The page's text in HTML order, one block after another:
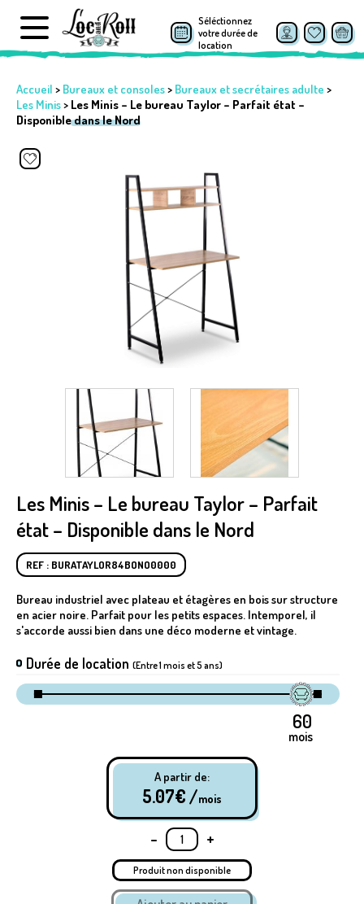
Séléctionnez
votre durée de
location
Accueil > Bureaux et consoles> Bureaux et secrétaires adulte >
Les Minis> Les Minis – Le bureau Taylor – Parfait état –
Disponible dans le Nord
Les Minis – Le bureau Taylor – Parfait
état – Disponible dans le Nord
REF : BURATAYLOR84BONO0000
Bureau industriel avec plateau et étagères en bois sur structure
en acier noire. Parfait pour les petits espaces. Intemporel, il
s'accorde aussi bien dans une déco moderne et vintage.
Durée de location (Entre 1 mois et 5 ans)
mois
A partir de:
5.07€ /mois
- +
Produit non disponible